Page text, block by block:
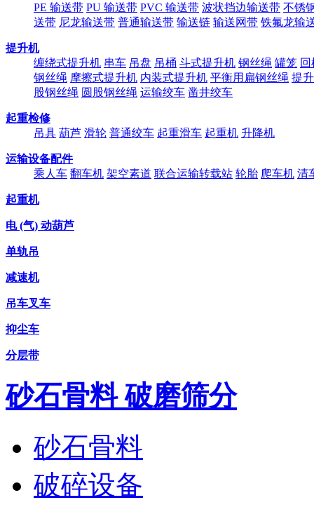
PE 输送带 PU 输送带 PVC 输送带 波状挡边输送带 不锈
送带 尼龙输送带 普通输送带 输送链 输送网带 铁氟龙输
提升机
缠绕式提升机 串车 吊盘 吊桶 斗式提升机 钢丝绳 罐笼
钢丝绳 摩擦式提升机 内装式提升机 平衡用扁钢丝绳 提
股钢丝绳 圆股钢丝绳 运输绞车 凿井绞车
起重检修
吊具 葫芦 滑轮 普通绞车 起重滑车 起重机 升降机
运输设备配件
乘人车 翻车机 架空素道 联合运输转载站 轮胎 爬车机 清
起重机
电 (气) 动葫芦
单轨吊
减速机
吊车叉车
抑尘车
分层带
砂石骨料 破磨筛分
砂石骨料
破碎设备